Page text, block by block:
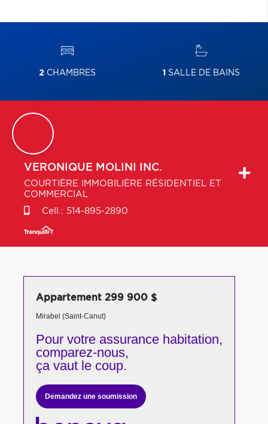
2CHAMBRES 1 SALLE DE BAINS
VERONIQUE MOLINI INC.
COURTIÈRE IMMOBILIÈRE RÉSIDENTIEL ET
COMMERCIAL
Cell.: 514-895-2890
Appartement 299 900 $
Mirabel (Saint-Canut)
Pour votreassurance habitation,
comparez-nous,
ça vaut le coup.
Demandez une soumission